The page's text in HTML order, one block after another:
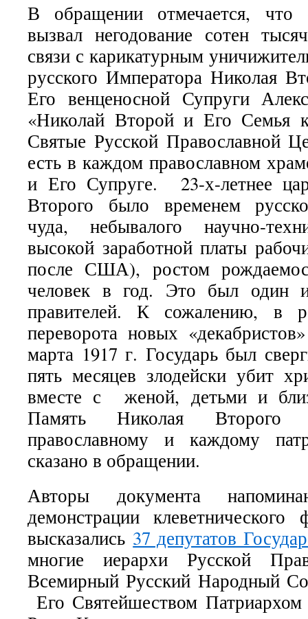
В обращении отмечается, что
вызвал негодование сотен
связи с карикатурным
русского Императора Николая
Его венценосной Супруги
«Николай Второй и Его Семья
Святые Русской Православной
есть в каждом православном
и Его Супруге. 23-х-летнее
Второго было временем
чуда, небывалого научно-
высокой заработной платы
после США), ростом
человек в год. Это был один
правителей. К сожалению, в
переворота новых
марта 1917 г. Государь был
пять месяцев злодейски убит
вместе с женой, детьми и
Память Николая Второго
православному и каждому
сказано в обращении.
Авторы документа
демонстрации клеветнического
высказались 37 депутатов
многие иерархи Русской
Всемирный Русский Народный
Его Святейшеством